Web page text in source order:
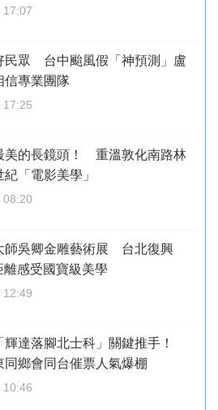
17:07
民眾 台中颱風假「神預測」盧
信專業團隊
17:25
美的長鏡頭！ 重溫敦化南路林
「電影美學」
08:20
師吳卿金雕藝術展 台北復興
離感受國寶級美學
12:49
輝達落腳北士科」關鍵推手！
同鄉會同台催票人氣爆棚
10:46